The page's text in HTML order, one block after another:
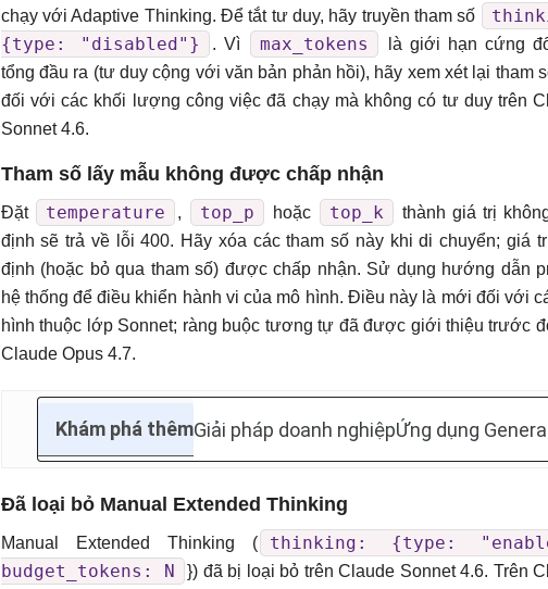
chạy với Adaptive Thinking. Để tắt tư duy, hãy truyền tham số
{type: "disabled"}
. Vì max_tokens
là giới hạn cứng
tổng đầu ra (tư duy cộng với văn bản phản hồi), hãy xem xét lại tham
đối với các khối lượng công việc đã chạy mà không có tư duy trên
Sonnet 4.6.
Tham số lấy mẫu không được chấp nhận
Đặt temperature , top_p hoặc top_k
thành giá trị
định sẽ trả về lỗi 400. Hãy xóa các tham số này khi di chuyển; giá
định (hoặc bỏ qua tham số) được chấp nhận. Sử dụng hướng dẫn
hệ thống để điều khiển hành vi của mô hình. Điều này là mới đối với
hình thuộc lớp Sonnet; ràng buộc tương tự đã được giới thiệu trước
Claude Opus 4.7.
Khám phá thêmGiải pháp doanh nghiệpỨng dụng
Đã loại bỏ Manual Extended Thinking
Manual Extended Thinking (
thinking: {type:
budget_tokens: N
}) đã bị loại bỏ trên Claude Sonnet 4.6. Trên